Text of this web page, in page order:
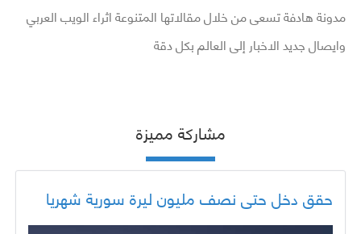
مدونة هادفة تسعى من خلال مقالاتها المتنوعة اثراء الويب العربي
وايصال جديد الاخبار إلى العالم بكل دقة
مشاركة مميزة
حقق دخل حتى نصف مليون ليرة سورية شهريا